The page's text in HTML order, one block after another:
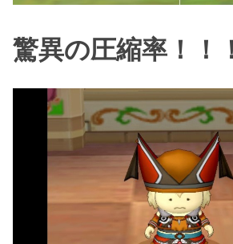
驚異の圧縮率！！